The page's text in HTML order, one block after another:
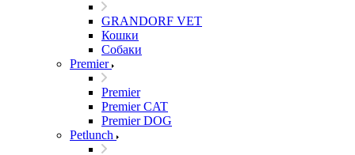
GRANDORF VET
Кошки
Собаки
Premier
Premier
Premier CAT
Premier DOG
Petlunch